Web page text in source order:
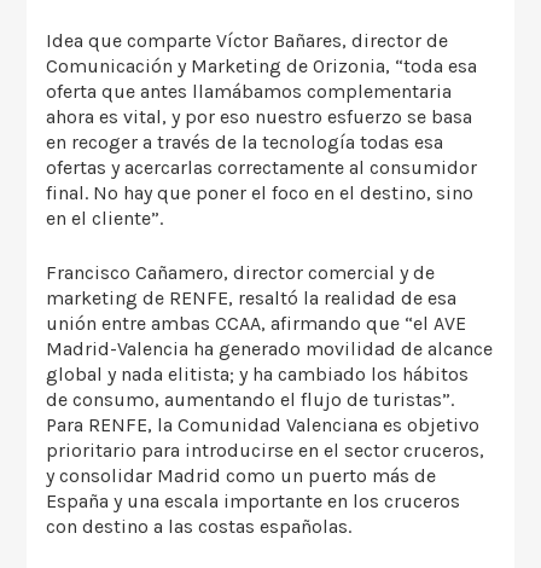
Idea que comparte Víctor Bañares, director de
Comunicación y Marketing de Orizonia, “toda esa
oferta que antes llamábamos complementaria
ahora es vital, y por eso nuestro esfuerzo se basa
en recoger a través de la tecnología todas esa
ofertas y acercarlas correctamente al consumidor
final. No hay que poner el foco en el destino, sino
en el cliente”.
Francisco Cañamero, director comercial y de
marketing de RENFE, resaltó la realidad de esa
unión entre ambas CCAA, afirmando que “el AVE
Madrid-Valencia ha generado movilidad de alcance
global y nada elitista; y ha cambiado los hábitos
de consumo, aumentando el flujo de turistas”.
Para RENFE, la Comunidad Valenciana es objetivo
prioritario para introducirse en el sector cruceros,
y consolidar Madrid como un puerto más de
España y una escala importante en los cruceros
con destino a las costas españolas.